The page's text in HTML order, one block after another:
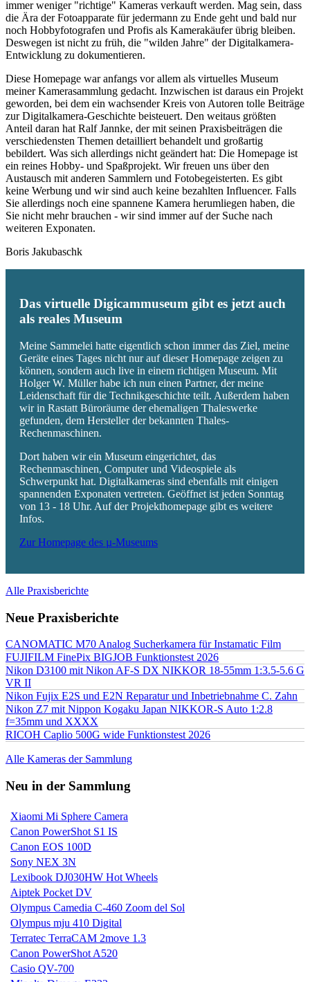
immer weniger "richtige" Kameras verkauft werden. Mag sein, dass
die Ära der Fotoapparate für jedermann zu Ende geht und bald nur
noch Hobbyfotografen und Profis als Kamerakäufer übrig bleiben.
Deswegen ist nicht zu früh, die "wilden Jahre" der Digitalkamera-
Entwicklung zu dokumentieren.
Diese Homepage war anfangs vor allem als virtuelles Museum
meiner Kamerasammlung gedacht. Inzwischen ist daraus ein Projekt
geworden, bei dem ein wachsender Kreis von Autoren tolle Beiträge
zur Digitalkamera-Geschichte beisteuert. Den weitaus größten
Anteil daran hat Ralf Jannke, der mit seinen Praxisbeiträgen die
verschiedensten Themen detailliert behandelt und großartig
bebildert. Was sich allerdings nicht geändert hat: Die Homepage ist
ein reines Hobby- und Spaßprojekt. Wir freuen uns über den
Austausch mit anderen Sammlern und Fotobegeisterten. Es gibt
keine Werbung und wir sind auch keine bezahlten Influencer. Falls
Sie allerdings noch eine spannene Kamera herumliegen haben, die
Sie nicht mehr brauchen - wir sind immer auf der Suche nach
weiteren Exponaten.
Boris Jakubaschk
Das virtuelle Digicammuseum gibt es jetzt auch
als reales Museum
Meine Sammelei hatte eigentlich schon immer das Ziel, meine
Geräte eines Tages nicht nur auf dieser Homepage zeigen zu
können, sondern auch live in einem richtigen Museum. Mit
Holger W. Müller habe ich nun einen Partner, der meine
Leidenschaft für die Technikgeschichte teilt. Außerdem haben
wir in Rastatt Büroräume der ehemaligen Thaleswerke
gefunden, dem Hersteller der bekannten Thales-
Rechenmaschinen.
Dort haben wir ein Museum eingerichtet, das
Rechenmaschinen, Computer und Videospiele als
Schwerpunkt hat. Digitalkameras sind ebenfalls mit einigen
spannenden Exponaten vertreten. Geöffnet ist jeden Sonntag
von 13 - 18 Uhr. Auf der Projekthomepage gibt es weitere
Infos.
Zur Homepage des µ-Museums
Alle Praxisberichte
Neue Praxisberichte
CANOMATIC M70 Analog Sucherkamera für Instamatic Film
FUJIFILM FinePix BIGJOB Funktionstest 2026
Nikon D3100 mit Nikon AF-S DX NIKKOR 18-55mm 1:3.5-5.6 G
VR II
Nikon Fujix E2S und E2N Reparatur und Inbetriebnahme C. Zahn
Nikon Z7 mit Nippon Kogaku Japan NIKKOR-S Auto 1:2.8
f=35mm und XXXX
RICOH Caplio 500G wide Funktionstest 2026
Alle Kameras der Sammlung
Neu in der Sammlung
Xiaomi Mi Sphere Camera
Canon PowerShot S1 IS
Canon EOS 100D
Sony NEX 3N
Lexibook DJ030HW Hot Wheels
Aiptek Pocket DV
Olympus Camedia C-460 Zoom del Sol
Olympus mju 410 Digital
Terratec TerraCAM 2move 1.3
Canon PowerShot A520
Casio QV-700